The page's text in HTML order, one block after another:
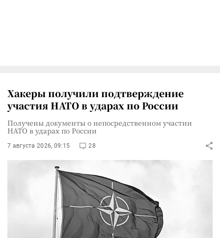
Хакеры получили подтверждение
участия НАТО в ударах по России
Получены документы о непосредственном участии
НАТО в ударах по России
7 августа 2026, 09:15 28